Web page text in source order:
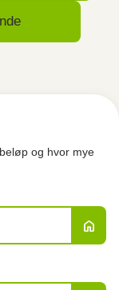
og hvor mye
home